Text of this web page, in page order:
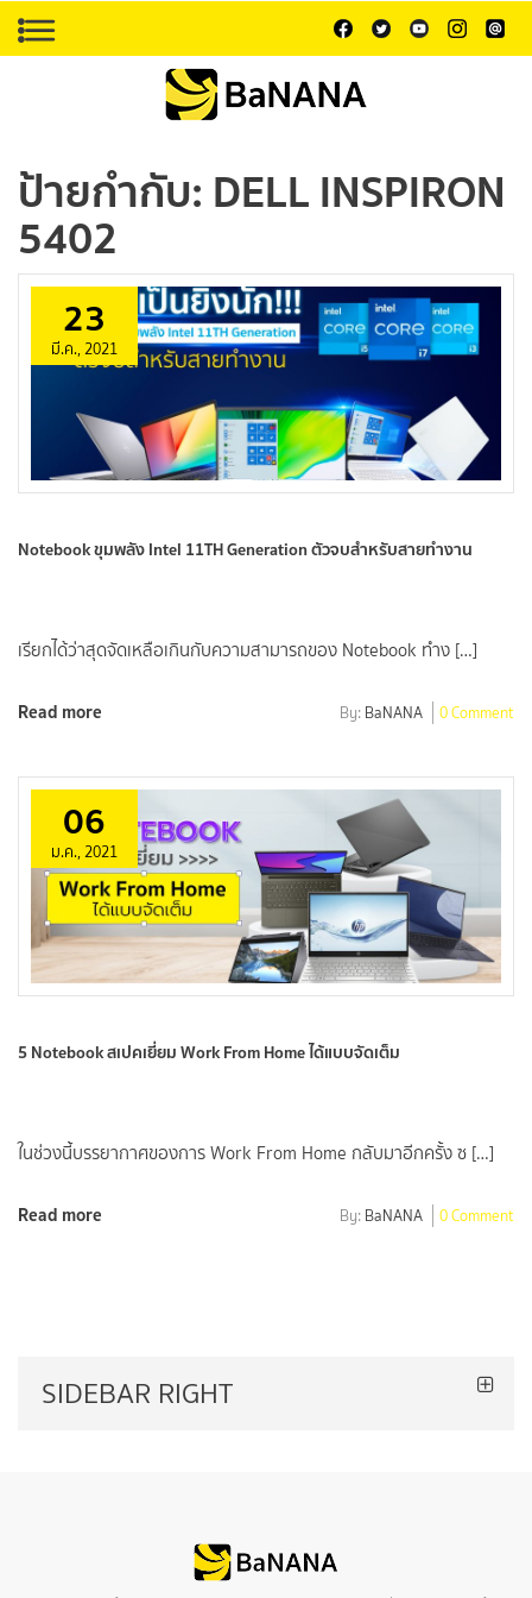
ป้ายกำกับ: DELL INSPIRON
5402
23
มี.ค., 2021
Notebook ขุมพลัง Intel 11TH Generation ตัวจบสำหรับสายทำงาน
เรียกได้ว่าสุดจัดเหลือเกินกับความสามารถของ Notebook ทำง […]
Read more By: BaNANA 0 Comment
06
ม.ค., 2021
5 Notebook สเปคเยี่ยม Work From Home ได้แบบจัดเต็ม
ในช่วงนี้บรรยากาศของการ Work From Home กลับมาอีกครั้ง ซ […]
Read more By: BaNANA 0 Comment
SIDEBAR RIGHT